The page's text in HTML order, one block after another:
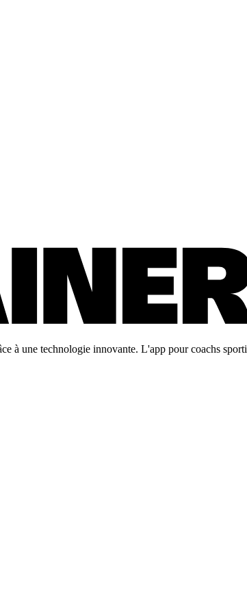
à une technologie innovante. L'app pour coachs